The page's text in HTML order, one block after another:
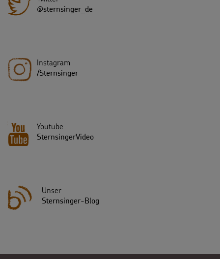
@sternsinger_de
Instagram
/Sternsinger
Youtube
SternsingerVideo
Unser
Sternsinger-Blog